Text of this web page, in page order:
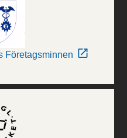
Företagsminnen